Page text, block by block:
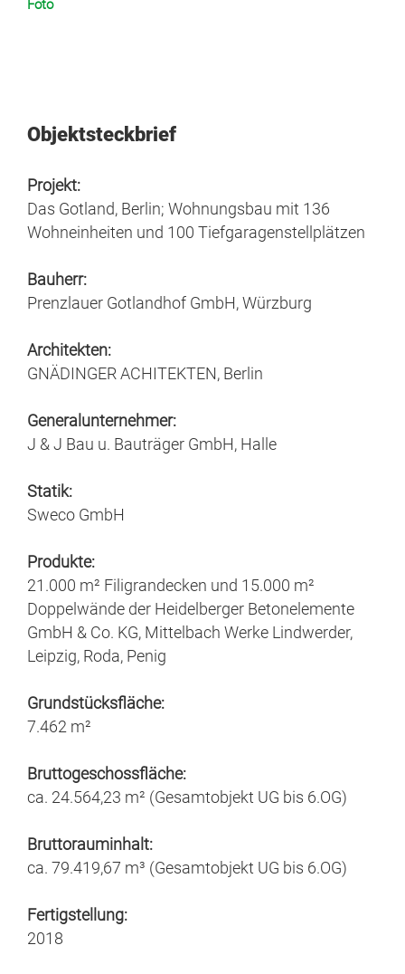
Foto
Objektsteckbrief
Projekt:
Das Gotland, Berlin; Wohnungsbau mit 136
Wohneinheiten und 100 Tiefgaragenstellplätzen
Bauherr:
Prenzlauer Gotlandhof GmbH, Würzburg
Architekten:
GNÄDINGER ACHITEKTEN, Berlin
Generalunternehmer:
J & J Bau u. Bauträger GmbH, Halle
Statik:
Sweco GmbH
Produkte:
21.000 m² Filigrandecken und 15.000 m²
Doppelwände der Heidelberger Betonelemente
GmbH & Co. KG, Mittelbach Werke Lindwerder,
Leipzig, Roda, Penig
Grundstücksfläche:
7.462 m²
Bruttogeschossfläche:
ca. 24.564,23 m² (Gesamtobjekt UG bis 6.OG)
Bruttorauminhalt:
ca. 79.419,67 m³ (Gesamtobjekt UG bis 6.OG)
Fertigstellung:
2018